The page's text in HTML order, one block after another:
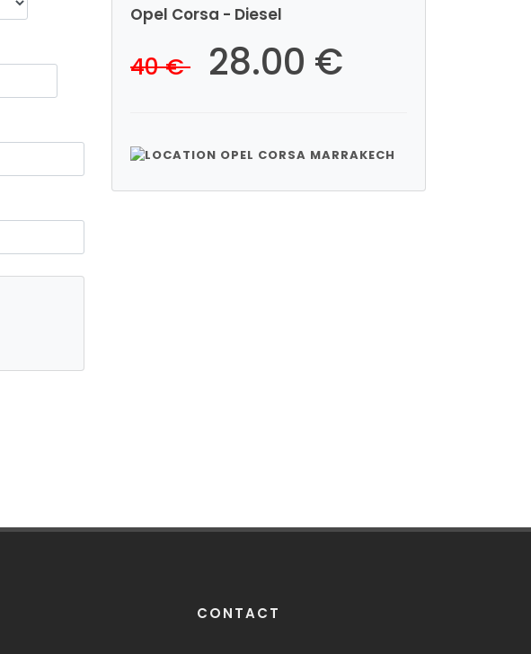
Opel Corsa - Diesel
40 € 28.00 €
CONTACT